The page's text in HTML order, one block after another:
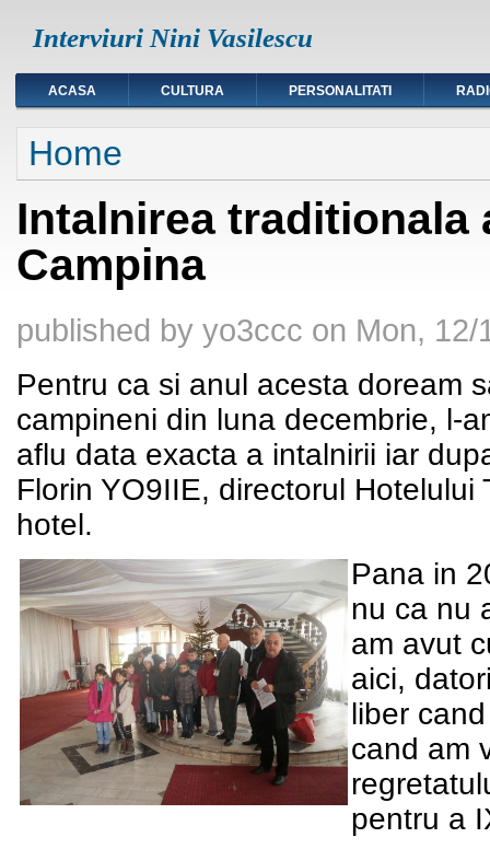
Interviuri Nini Vasilescu
ACASA CULTURA PERSONALITATI
You are here
Home
Intalnirea traditionala
Campina
published by yo3ccc on Mon, 12/
Pentru ca si anul acesta doream
campineni din luna decembrie, l-
aflu data exacta a intalnirii iar
Florin YO9IIE, directorul
hotel.
Pana in
nu ca nu
am avut
aici,
liber
cand am
pentru a